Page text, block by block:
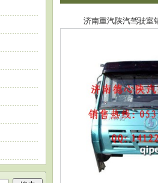
济南重汽陕汽驾驶室